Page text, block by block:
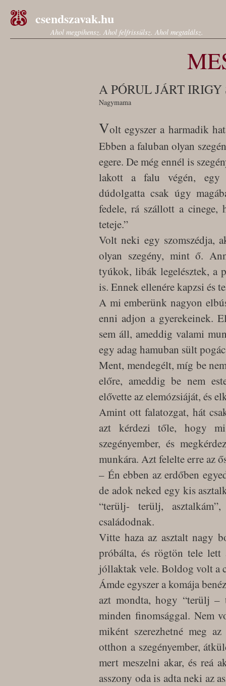
csendszavak.hu
Ahol megpihensz. Ahol felfrissülsz. Ahol megtalálsz.
A PÓRUL JÁRT IRIGY
Nagymama
Volt egyszer a harmadik
Ebben a faluban olyan
egere. De még ennél is
lakott a falu végén, egy
dúdolgatta csak úgy
fedele, rá szállott a cinege,
teteje.”
Volt neki egy szomszédja,
olyan szegény, mint ő.
tyúkok, libák legelésztek, a
is. Ennek ellenére kapzsi és
A mi emberünk nagyon
enni adjon a gyerekeinek.
sem áll, ameddig valami
egy adag hamuban sült
Ment, mendegélt, míg be
előre, ameddig be nem
elővette az elemózsiáját, és
Amint ott falatozgat, hát
azt kérdezi tőle, hogy
szegényember, és
munkára. Azt felelte erre az
– Én ebben az erdőben
de adok neked egy kis
“terülj- terülj,
családodnak.
Vitte haza az asztalt nagy
próbálta, és rögtön tele
jóllaktak vele. Boldog volt a
Ámde egyszer a komája
azt mondta, hogy “terülj –
minden finomsággal. Nem
miként szerezhetné meg
otthon a szegényember,
mert meszelni akar, és reá
asszony oda is adta neki az